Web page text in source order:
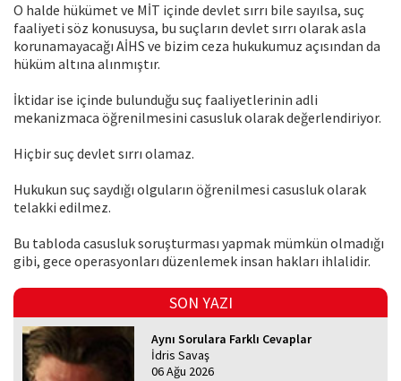
O halde hükümet ve MİT içinde devlet sırrı bile sayılsa, suç
faaliyeti söz konusuysa, bu suçların devlet sırrı olarak asla
korunamayacağı AİHS ve bizim ceza hukukumuz açısından da
hüküm altına alınmıştır.
İktidar ise içinde bulunduğu suç faaliyetlerinin adli
mekanizmaca öğrenilmesini casusluk olarak değerlendiriyor.
Hiçbir suç devlet sırrı olamaz.
Hukukun suç saydığı olguların öğrenilmesi casusluk olarak
telakki edilmez.
Bu tabloda casusluk soruşturması yapmak mümkün olmadığı
gibi, gece operasyonları düzenlemek insan hakları ihlalidir.
SON YAZI
Aynı Sorulara Farklı Cevaplar
İdris Savaş
06 Ağu 2026